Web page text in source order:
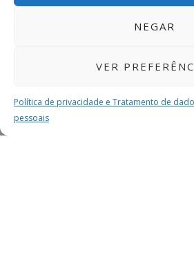
NEGAR
VER
Política de privacidade e Tratamento de
pessoais